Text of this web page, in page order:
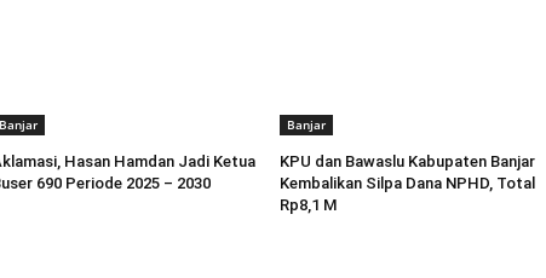
Banjar
Hasan Hamdan Jadi Ketua
690 Periode 2025 – 2030
Banjar
KPU dan Bawaslu Kabupaten Banjar
Kembalikan Silpa Dana NPHD, Total
Rp8,1 M